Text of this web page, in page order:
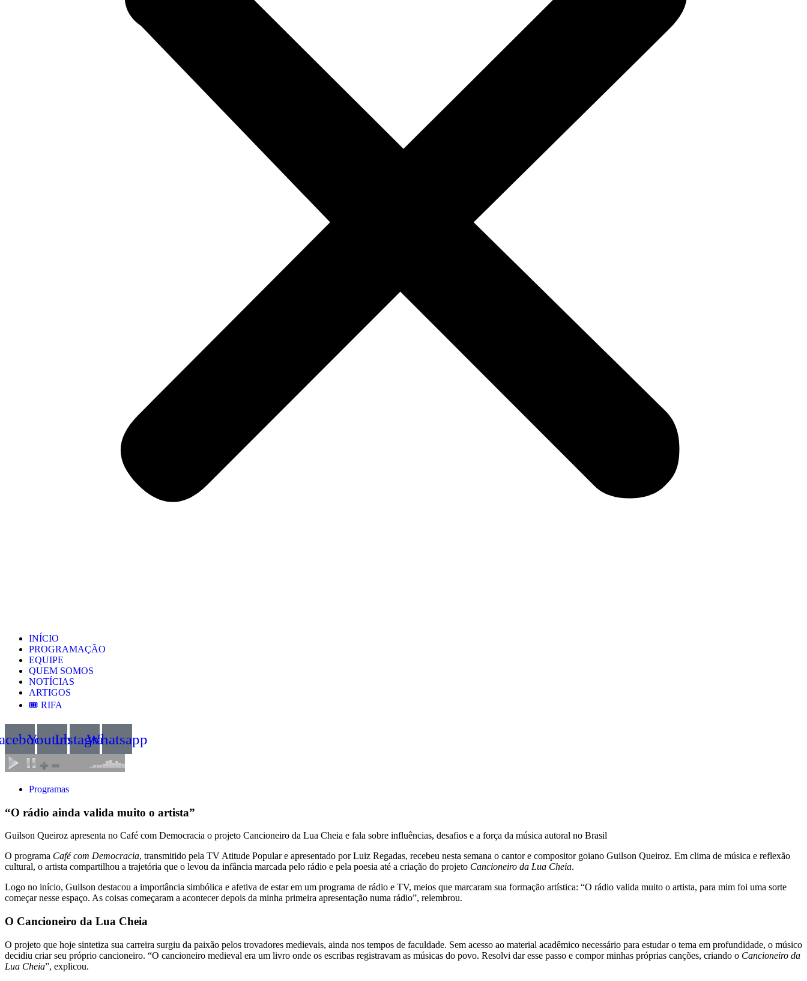
INÍCIO
PROGRAMAÇÃO
EQUIPE
QUEM SOMOS
NOTÍCIAS
ARTIGOS
🎟️ RIFA
YoutubeInstagramWhatsapp
Programas
“O rádio ainda valida muito o artista”
Guilson Queiroz apresenta no Café com Democracia o projeto Cancioneiro da Lua Cheia e fala sobre influências, desafios e a força da música autoral no Brasil
O programa Café com Democracia, transmitido pela TV Atitude Popular e apresentado por Luiz Regadas, recebeu nesta semana o cantor e compositor goiano Guilson Queiroz. Em clima de música e reflexão
cultural, o artista compartilhou a trajetória que o levou da infância marcada pelo rádio e pela poesia até a criação do projeto Cancioneiro da Lua Cheia.
Logo no início, Guilson destacou a importância simbólica e afetiva de estar em um programa de rádio e TV, meios que marcaram sua formação artística: “O rádio valida muito o artista, para mim foi uma sorte
começar nesse espaço. As coisas começaram a acontecer depois da minha primeira apresentação numa rádio”, relembrou.
O Cancioneiro da Lua Cheia
O projeto que hoje sintetiza sua carreira surgiu da paixão pelos trovadores medievais, ainda nos tempos de faculdade. Sem acesso ao material acadêmico necessário para estudar o tema em profundidade, o músico
decidiu criar seu próprio cancioneiro. “O cancioneiro medieval era um livro onde os escribas registravam as músicas do povo. Resolvi dar esse passo e compor minhas próprias canções, criando o Cancioneiro da
Lua Cheia”, explicou.